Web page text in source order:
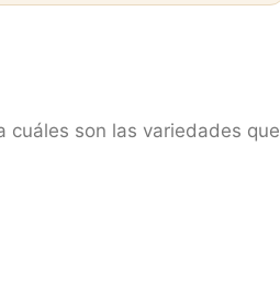
son las variedades que